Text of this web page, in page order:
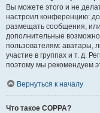
Вы можете этого и не
настроил конференцию:
размещать сообщения,
дополнительные
пользователям: аватары,
участие в группах и т. д.
поэтому мы рекомендуем
Вернуться к началу
Что такое COPPA?